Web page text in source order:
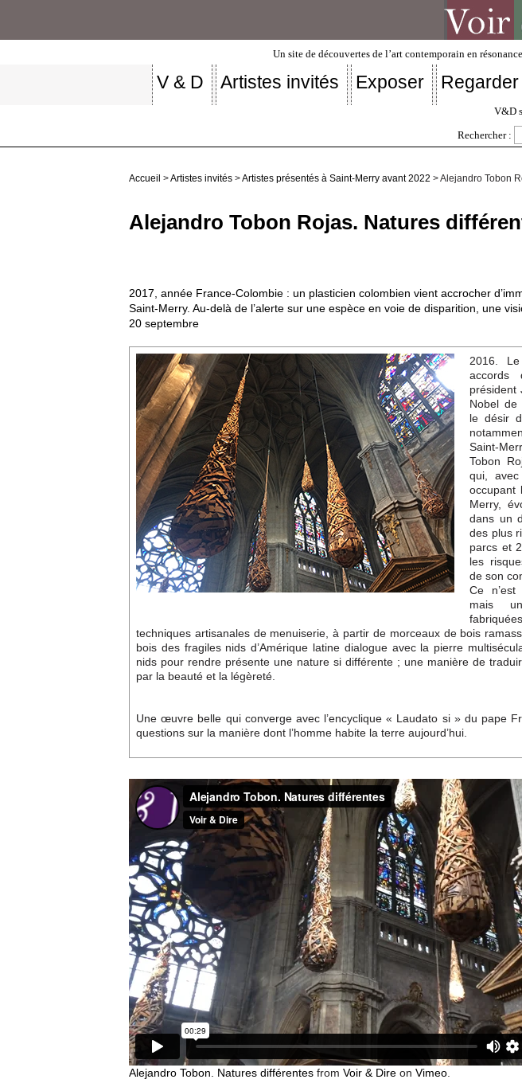
Un site de découvertes de l’art contemporain en
V & D Artistes invités Exposer Regarder
V&D
Rechercher :
Accueil >Artistes invités >Artistes présentés à Saint-Merry avant 2022 > Alejandro Tobon
Alejandro Tobon Rojas. Natures
2017, année France-Colombie : un plasticien colombien vient accrocher
Saint-Merry. Au-delà de l’alerte sur une espèce en voie de disparition, une
20 septembre
2016.
président
Nobel de
le désir
Saint-
Tobon
qui,
occupant
Merry,
dans un
des plus
parcs et
les
de son
Ce
mais
techniques artisanales de menuiserie, à partir de morceaux de bois
bois des fragiles nids d’Amérique latine dialogue avec la pierre
nids pour rendre présente une nature si différente ; une manière de
par la beauté et la légèreté.
Une œuvre belle qui converge avec l’encyclique « Laudato si » du pape
questions sur la manière dont l’homme habite la terre aujourd’hui.
Alejandro Tobon. Natures différentes from Voir & Dire on Vimeo